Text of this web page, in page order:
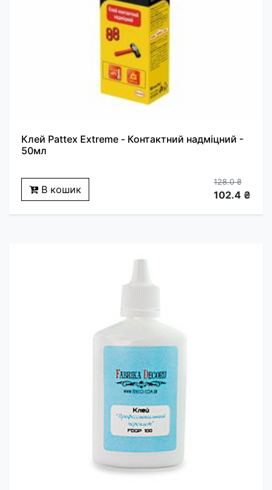
Клей Pattex Extreme - Контактний надміцний -
50мл
В кошик
128.0 ₴
102.4 ₴